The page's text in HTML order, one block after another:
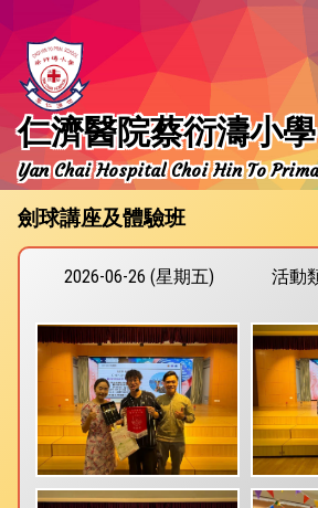
仁濟醫院蔡衍濤小學
Yan Chai Hospital Choi Hin To
劍球講座及體驗班
2026-06-26 (星期五) 活動